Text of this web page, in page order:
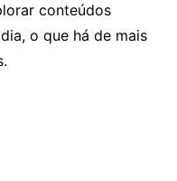
conteúdos
o que há de mais